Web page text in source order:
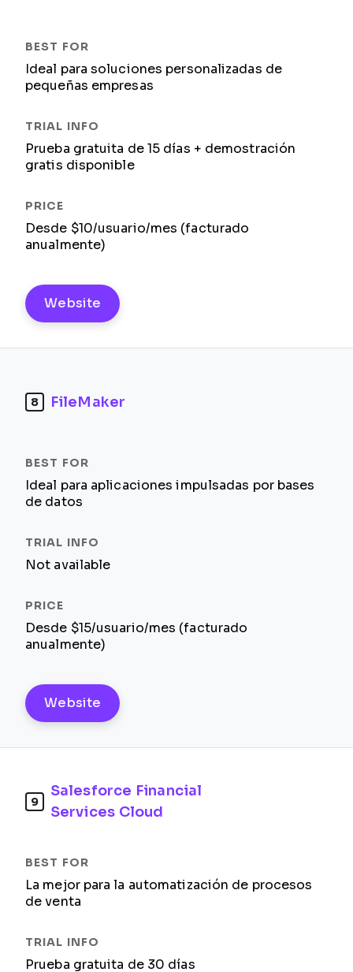
Ideal para soluciones personalizadas de
pequeñas empresas
Prueba gratuita de 15 días + demostración
gratis disponible
Desde $10/usuario/mes (facturado
anualmente)
Website
8 FileMaker
Ideal para aplicaciones impulsadas por bases
de datos
Not available
Desde $15/usuario/mes (facturado
anualmente)
Website
9
Salesforce Financial
Services Cloud
La mejor para la automatización de procesos
de venta
Prueba gratuita de 30 días